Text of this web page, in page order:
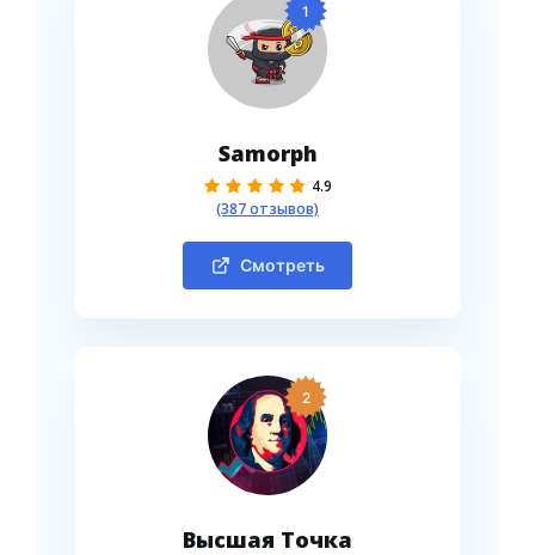
1
Samorph
4.9
(387 отзывов)
Смотреть
2
Высшая Точка